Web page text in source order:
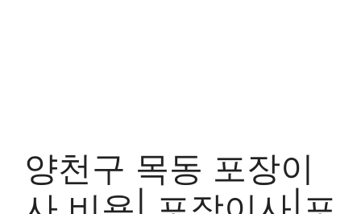
양천구 목동 포장이